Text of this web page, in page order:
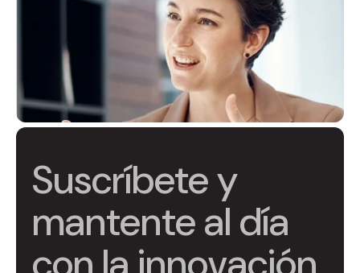
Suscríbete y
mantente al día